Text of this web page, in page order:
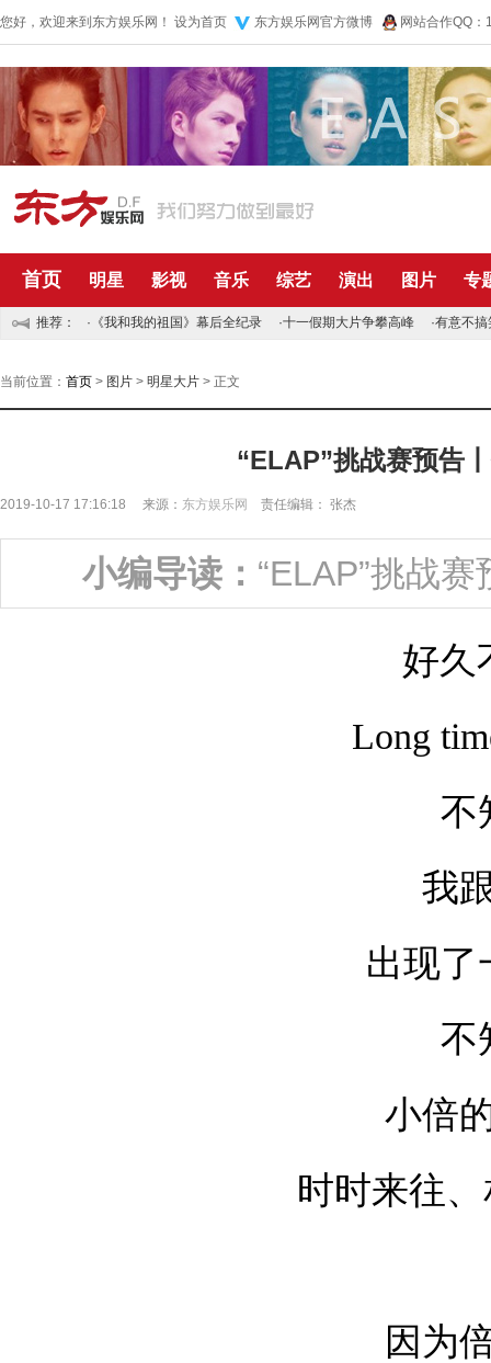
您好，欢迎来到东方娱乐网！ 设为首页 东方娱乐网官方微博 网站合作QQ
首页 明星 影视 音乐 综艺 演出 图片 专
推荐： · 《我和我的祖国》幕后全纪录 ·十一假期大片争攀高峰 ·有意不搞
当前位置： 首页 > 图片 > 明星大片 > 正文
“ELAP”挑战赛预告
2019-10-17 17:16:18 来源： 东方娱乐网 责任编辑： 张杰
小编导读： “ELAP”挑战
好久
Long
不
我
出现了
不
小倍
时时来往
因为